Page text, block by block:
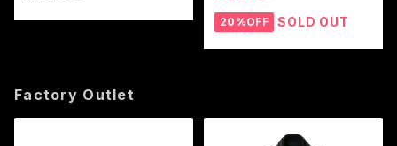
20%OFF SOLD OUT
Factory Outlet